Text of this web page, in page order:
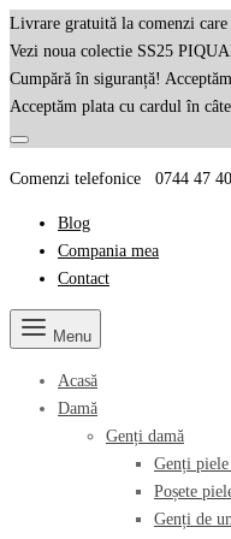
Livrare gratuită la comenzi care
Vezi noua colectie SS25
Cumpără în siguranță!
Acceptăm plata cu cardul în
Comenzi telefonice 0744 47
Blog
Compania mea
Contact
Menu
Acasă
Damă
Genți damă
Genți piele
Poșete
Genți de